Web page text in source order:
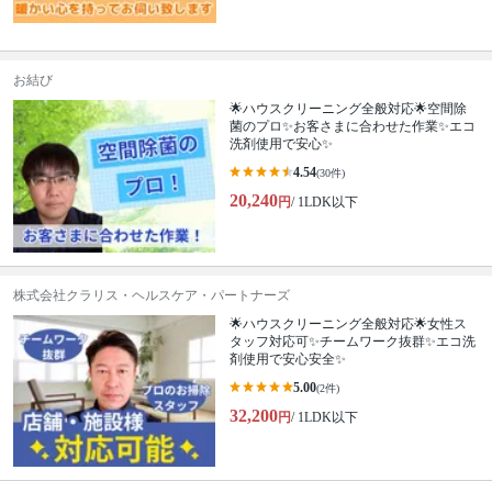
お結び
🌟ハウスクリーニング全般対応🌟空間除
菌のプロ✨お客さまに合わせた作業✨エコ
洗剤使用で安心✨
4.54(30件)
20,240円/ 1LDK以下
株式会社クラリス・ヘルスケア・パートナーズ
🌟ハウスクリーニング全般対応🌟女性ス
タッフ対応可✨チームワーク抜群✨エコ洗
剤使用で安心安全✨
5.00(2件)
32,200円/ 1LDK以下